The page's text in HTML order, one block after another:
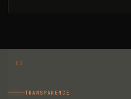
TRANSPARENCE